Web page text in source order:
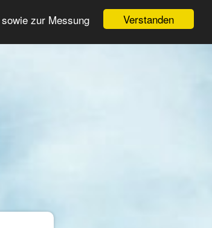
Verstanden
zur Messung